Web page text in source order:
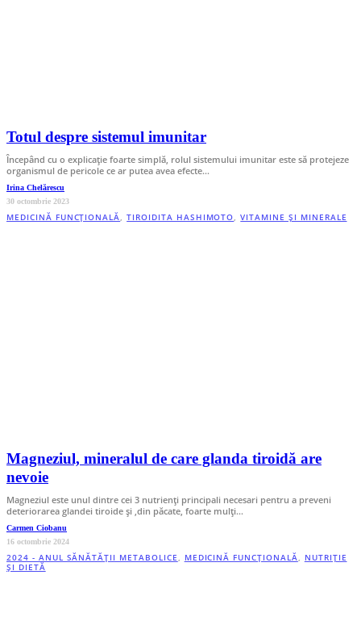
Totul despre sistemul imunitar
Începând cu o explicație foarte simplă, rolul sistemului imunitar este să protejeze
organismul de pericole ce ar putea avea efecte…
Irina Chelărescu
30 octombrie 2023
MEDICINĂ FUNCȚIONALĂ ,TIROIDITA HASHIMOTO ,VITAMINE ȘI MINERALE
Magneziul, mineralul de care glanda tiroidă are
nevoie
Magneziul este unul dintre cei 3 nutrienți principali necesari pentru a preveni
deteriorarea glandei tiroide și ,din păcate, foarte mulți…
Carmen Ciobanu
16 octombrie 2024
2024 - ANUL SĂNĂTĂȚII METABOLICE MEDICINĂ FUNCȚIONALĂ
NUTRIȚIE
ȘI DIETĂ